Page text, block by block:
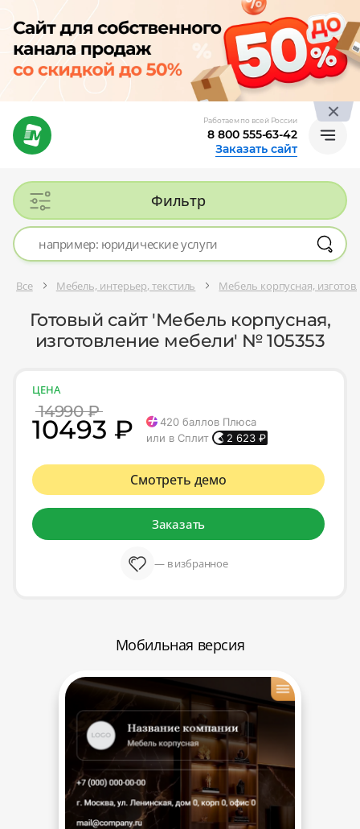
Работаем по всей России
8 800 555-63-42
Заказать сайт
Фильтр
Все Мебель, интерьер, текстиль Мебель корпусная,
Готовый сайт 'Мебель корпусная,
изготовление мебели' № 105353
ЦЕНА
14990 ₽
10493 ₽ 420 баллов Плюса
или в Сплит
2 623 ₽
Смотреть демо
Заказать
— в избранное
Мобильная версия